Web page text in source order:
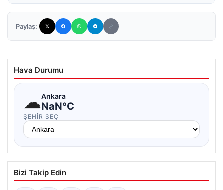
Paylaş:
Hava Durumu
☁Ankara
NaN°C
ŞEHIR SEÇ
Bizi Takip Edin